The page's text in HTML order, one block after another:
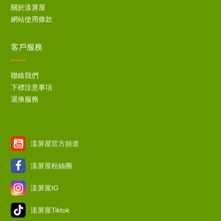
關於漾屏屋
網站使用條款
客戶服務
聯絡我們
下標注意事項
退換服務
漾屏屋官方頻道
漾屏屋粉絲團
漾屏屋IG
漾屏屋Tiktok